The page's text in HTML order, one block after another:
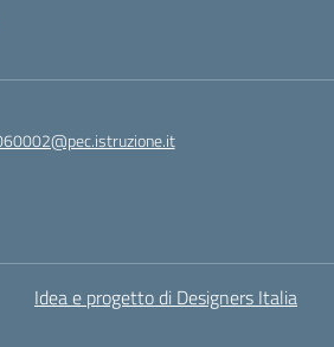
Idea e progetto di Designers Italia